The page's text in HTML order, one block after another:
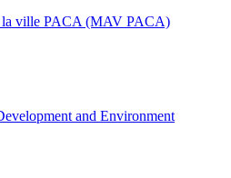
la ville PACA (MAV PACA)
and Environment